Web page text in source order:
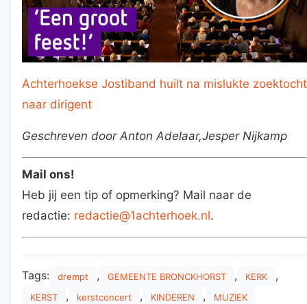
Achterhoekse Jostiband huilt na mislukte zoektocht
naar dirigent
Geschreven door Anton Adelaar,Jesper Nijkamp
Mail ons!
Heb jij een tip of opmerking? Mail naar de
redactie: redactie@1achterhoek.nl.
Tags: drempt , GEMEENTE BRONCKHORST , KERK ,
KERST , kerstconcert , KINDEREN , MUZIEK